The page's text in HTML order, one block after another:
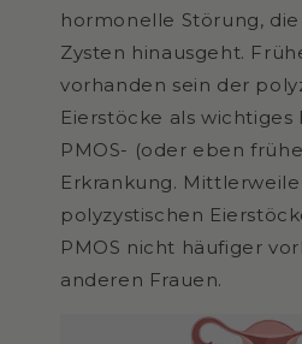
hormonelle Störung,
Zysten hinausgeht.
vorhanden sein der
Eierstöcke als
PMOS- (oder eben
Erkrankung. Mittlerweile
polyzystischen
PMOS nicht häufiger
anderen Frauen.